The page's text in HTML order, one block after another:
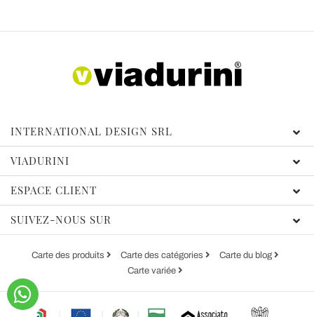
INTERNATIONAL DESIGN SRL
VIADURINI
ESPACE CLIENT
SUIVEZ-NOUS SUR
Carte des produits Carte des catégories
Carte du blog
Carte variée